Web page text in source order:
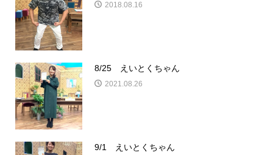
2018.08.16
8/25 えいとくちゃん
2021.08.26
9/1 えいとくちゃん